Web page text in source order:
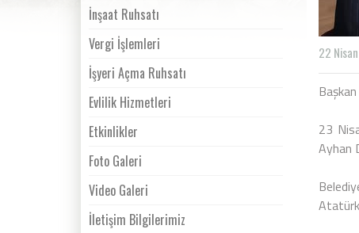
İnşaat Ruhsatı
Vergi İşlemleri
İşyeri Açma Ruhsatı
Evlilik Hizmetleri
Etkinlikler
Foto Galeri
Video Galeri
İletişim Bilgilerimiz
22
23
Ayhan
Atatürk